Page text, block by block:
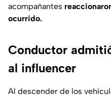
acompañantes
ocurrido.
Conductor
al influencer
Al descender de los